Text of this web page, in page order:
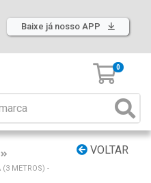
Baixe já nosso APP
0
VOLTAR
(3 METROS) -